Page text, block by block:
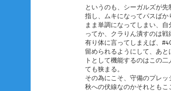
というのも、シーガルズが
指し、ムキになってパスば
まま単調になってしまい、自
ってか、クラりん潰すのは戦
有り体に言ってしまえば、
留められるようにして、あ
トとして機能するのはこの
ても狭まる。
その為にこそ、守備のプレッ
秋への伏線なのかそれともこ